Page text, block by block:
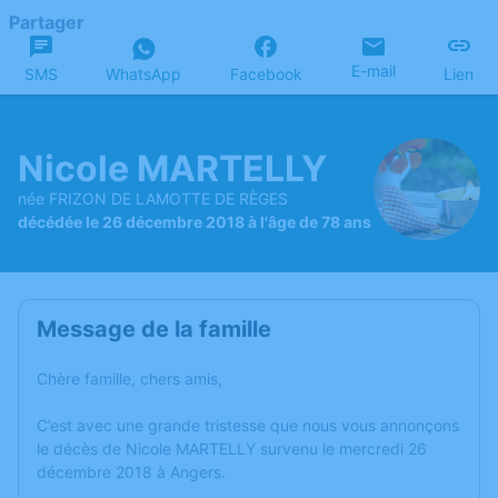
Partager
SMS WhatsApp Facebook E-mail Lien
Nicole MARTELLY
née FRIZON DE LAMOTTE DE RÈGES
décédée le 26 décembre 2018 à l'âge de 78 ans
Message de la famille
Chère famille, chers amis,
C’est avec une grande tristesse que nous vous annonçons
le décès de Nicole MARTELLY survenu le mercredi 26
décembre 2018 à Angers.